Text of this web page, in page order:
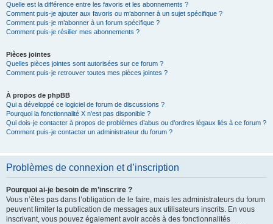
Quelle est la différence entre les favoris et les abonnements ?
Comment puis-je ajouter aux favoris ou m’abonner à un sujet spécifique ?
Comment puis-je m’abonner à un forum spécifique ?
Comment puis-je résilier mes abonnements ?
Pièces jointes
Quelles pièces jointes sont autorisées sur ce forum ?
Comment puis-je retrouver toutes mes pièces jointes ?
À propos de phpBB
Qui a développé ce logiciel de forum de discussions ?
Pourquoi la fonctionnalité X n’est pas disponible ?
Qui dois-je contacter à propos de problèmes d’abus ou d’ordres légaux liés à ce forum ?
Comment puis-je contacter un administrateur du forum ?
Problèmes de connexion et d’inscription
Pourquoi ai-je besoin de m’inscrire ?
Vous n’êtes pas dans l’obligation de le faire, mais les administrateurs du forum
peuvent limiter la publication de messages aux utilisateurs inscrits. En vous
inscrivant, vous pouvez également avoir accès à des fonctionnalités